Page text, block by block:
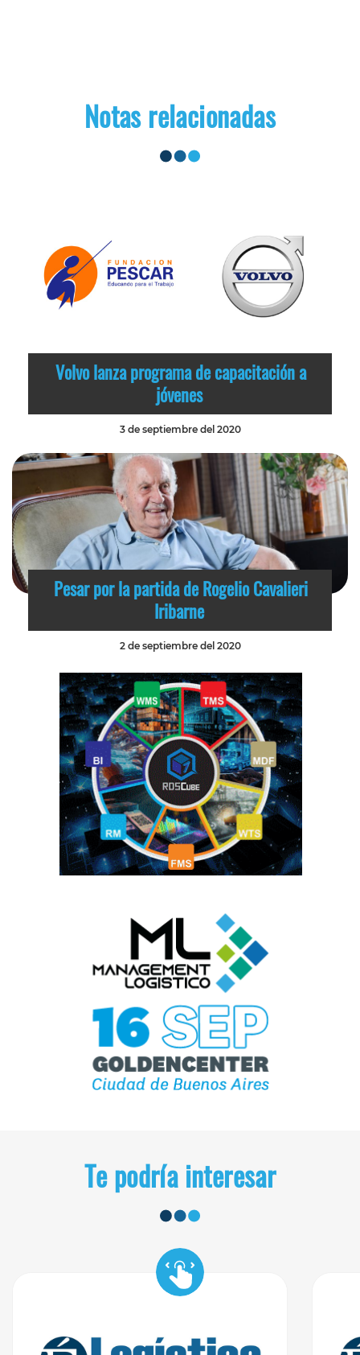
Notas relacionadas
Volvo lanza programa de capacitación a
jóvenes
3 de septiembre del 2020
Pesar por la partida de Rogelio Cavalieri
Iribarne
2 de septiembre del 2020
Te podría interesar